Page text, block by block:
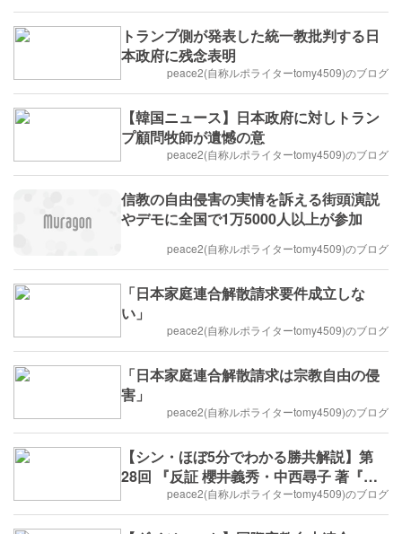
トランプ側が発表した統一教批判する日
本政府に残念表明
peace2(自称ルポライターtomy4509)のブログ
【韓国ニュース】日本政府に対しトラン
プ顧問牧師が遺憾の意
peace2(自称ルポライターtomy4509)のブログ
信教の自由侵害の実情を訴える街頭演説
やデモに全国で1万5000人以上が参加
peace2(自称ルポライターtomy4509)のブログ
「日本家庭連合解散請求要件成立しな
い」
peace2(自称ルポライターtomy4509)のブログ
「日本家庭連合解散請求は宗教自由の侵
害」
peace2(自称ルポライターtomy4509)のブログ
【シン・ほぼ5分でわかる勝共解説】第
28回 『反証 櫻井義秀・中西尋子 著『統
一教会』』についてーー魚谷俊輔事務総
長にぶっちゃけ聞いてみた
peace2(自称ルポライターtomy4509)のブログ